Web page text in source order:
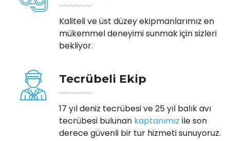
Kaliteli ve üst düzey ekipmanlarımız en
mükemmel deneyimi sunmak için sizleri
bekliyor.
Tecrübeli Ekip
17 yıl deniz tecrübesi ve 25 yıl balık avı
tecrübesi bulunan kaptanımız ile son
derece güvenli bir tur hizmeti sunuyoruz.